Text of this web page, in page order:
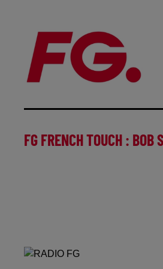
FG FRENCH TOUCH : BOB